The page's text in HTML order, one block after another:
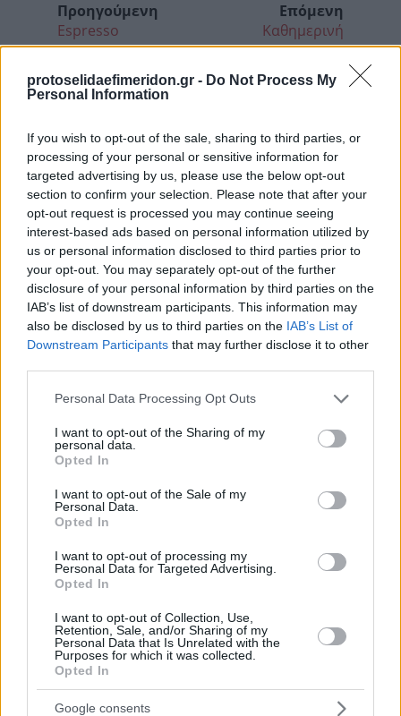
protoselidaefimeridon.gr - Do Not Process My
Personal Information
If you wish to opt-out of the sale, sharing to third parties, or
processing of your personal or sensitive information for
targeted advertising by us, please use the below opt-out
section to confirm your selection. Please note that after your
opt-out request is processed you may continue seeing
interest-based ads based on personal information utilized by
us or personal information disclosed to third parties prior to
your opt-out. You may separately opt-out of the further
disclosure of your personal information by third parties on the
IAB’s list of downstream participants. This information may
also be disclosed by us to third parties on the IAB’s List of
Downstream Participants that may further disclose it to other
Please note that this website/app uses one or more Google
not limited to your visit or usage behaviour. You may click to
grant or deny consent to Google and its third-party tags to
use your data for below specified purposes in below Google
consent section.
Personal Data Processing Opt Outs
I want to opt-out of the Sharing of my
personal data.
Opted In
I want to opt-out of the Sale of my
Personal Data.
Opted In
I want to opt-out of processing my
Personal Data for Targeted Advertising.
Opted In
I want to opt-out of Collection, Use,
Retention, Sale, and/or Sharing of my
Personal Data that Is Unrelated with the
Purposes for which it was collected.
Opted In
Google consents
Προηγούμενη
Espresso
Επόμενη
Καθημερινή